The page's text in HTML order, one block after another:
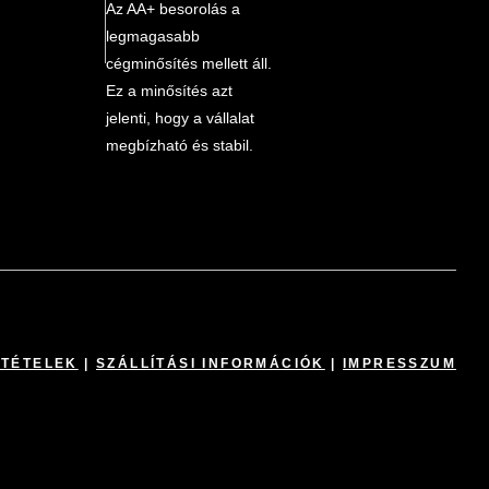
Az AA+ besorolás a
legmagasabb
cégminősítés mellett áll.
Ez a minősítés azt
jelenti, hogy a vállalat
megbízható és stabil.
SZÁLLÍTÁSI INFORMÁCIÓK IMPRESSZUM